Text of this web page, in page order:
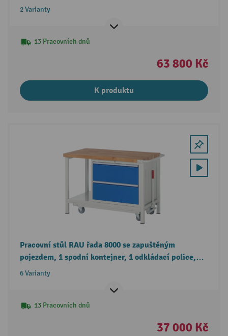
integrovaný svěrák, výška 880 mm
2 Varianty
13 Pracovních dnů
63 800 Kč
K produktu
Pracovní stůl RAU řada 8000 se zapuštěným
pojezdem, 1 spodní kontejner, 1 odkládací police,
2 zásuvky, výška 880 mm
6 Varianty
13 Pracovních dnů
37 000 Kč